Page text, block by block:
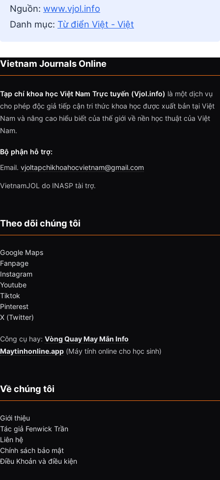
Nguồn: www.vjol.info
Danh mục: Từ điển Việt - Việt
Vietnam Journals Online
Tạp chí khoa học Việt Nam Trực tuyến (Vjol.info) là một dịch vụ
cho phép độc giả tiếp cận tri thức khoa học được xuất bản tại Việt
Nam và nâng cao hiểu biết của thế giới về nền học thuật của Việt
Nam.
Bộ phận hỗ trợ:
Email. vjoltapchikhoahocvietnam@gmail.com
VietnamJOL do INASP tài trợ.
Theo dõi chúng tôi
Google Maps
Fanpage
Instagram
Youtube
Tiktok
Pinterest
X (Twitter)
Công cụ hay: Vòng Quay May Mắn Info
Maytinhonline.app (Máy tính online cho học sinh)
Về chúng tôi
Giới thiệu
Tác giả Fenwick Trần
Liên hệ
Chính sách bảo mật
Điều Khoản và điều kiện